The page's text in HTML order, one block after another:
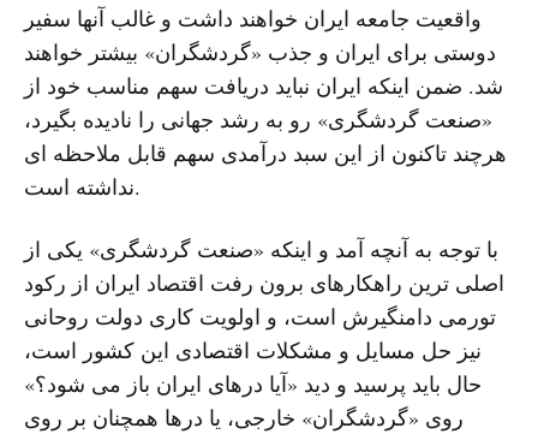
واقعیت جامعه ایران خواهند داشت و غالب آنها سفیر
دوستی برای ایران و جذب «گردشگران» بیشتر خواهند
شد. ضمن اینکه ایران نباید دریافت سهم مناسب خود از
«صنعت گردشگری» رو به رشد جهانی را نادیده بگیرد،
هرچند تاکنون از این سبد درآمدی سهم قابل ملاحظه ای
نداشته است.
با توجه به آنچه آمد و اینکه «صنعت گردشگری» یکی از
اصلی ترین راهکارهای برون رفت اقتصاد ایران از رکود
تورمی دامنگیرش است، و اولویت کاری دولت روحانی
نیز حل مسایل و مشکلات اقتصادی این کشور است،
حال باید پرسید و دید «آیا درهای ایران باز می شود؟»
روی «گردشگران» خارجی، یا درها همچنان بر روی